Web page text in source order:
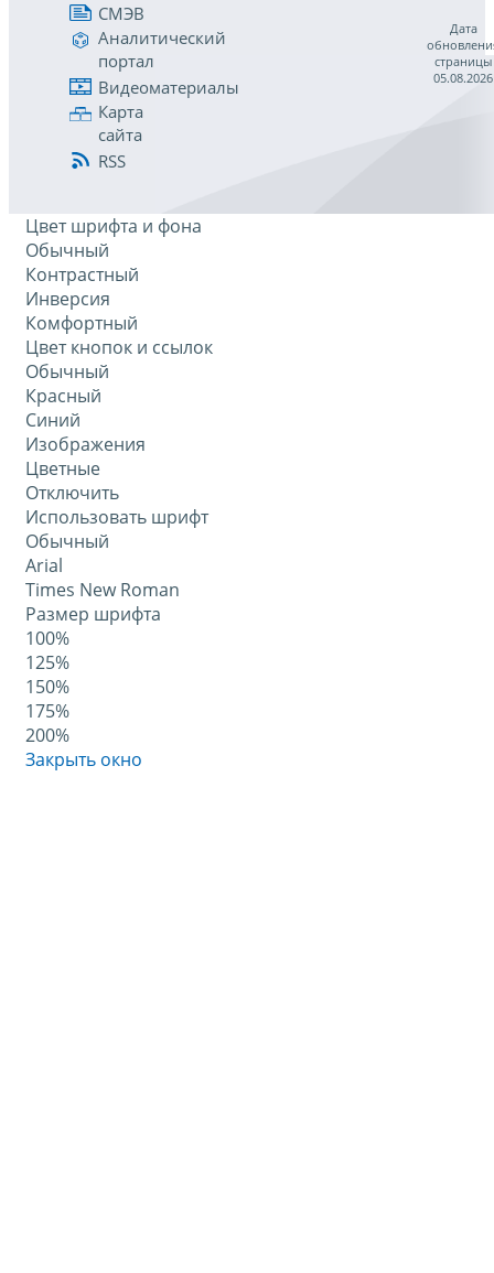
СМЭВ
Аналитический
портал
Видеоматериалы
Карта
сайта
RSS
Дата
страницы
05.08.2026
Цвет шрифта и фона
Обычный
Контрастный
Инверсия
Комфортный
Цвет кнопок и ссылок
Обычный
Красный
Синий
Изображения
Цветные
Отключить
Использовать шрифт
Обычный
Arial
Times New Roman
Размер шрифта
100%
125%
150%
175%
200%
Закрыть окно